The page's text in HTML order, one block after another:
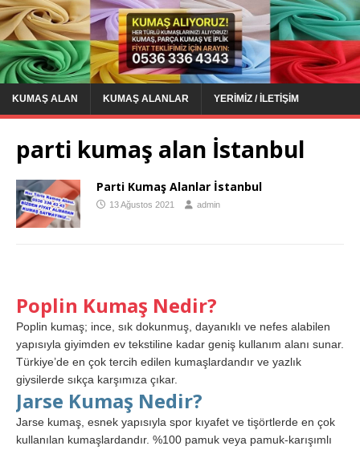
KUMAŞ ALAN KUMAŞ ALANLAR YERIMIZ / İLETIŞIM
parti kumaş alan İstanbul
Parti Kumaş Alanlar İstanbul
13 Ağustos 2021 admin
Poplin Kumaş Nedir?
Poplin kumaş; ince, sık dokunmuş, dayanıklı ve nefes alabilen
yapısıyla giyimden ev tekstiline kadar geniş kullanım alanı sunar.
Türkiye’de en çok tercih edilen kumaşlardandır ve yazlık
giysilerde sıkça karşımıza çıkar.
Jarse Kumaş Nedir?
Jarse kumaş, esnek yapısıyla spor kıyafet ve tişörtlerde en çok
kullanılan kumaşlardandır. %100 pamuk veya pamuk-karışımlı